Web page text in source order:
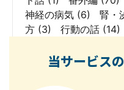
神経の病気 (6) 腎・
方 (3) 行動の話 (14)
当サービス